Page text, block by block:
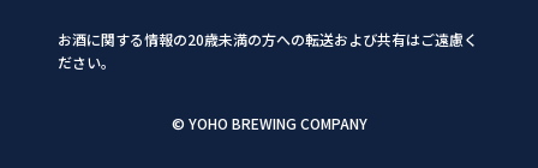
お酒に関する情報の20歳未満の方への転送および共有はご遠慮く
ださい。
© YOHO BREWING COMPANY